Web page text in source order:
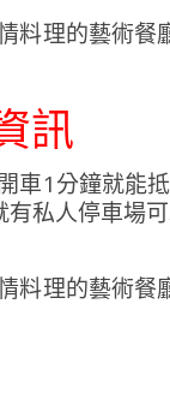
訊
車1分鐘就能
私人停車場